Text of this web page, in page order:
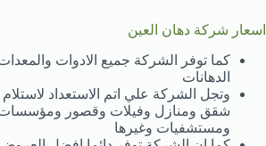
اسعار شركة دهان العين
كما توفر الشركة جميع الادوات والمعدات
الدهانات
وتجل الشركة علي اتم الاستعداد
شقق ومنازل وفيلات وقصور
ومستشفيات وغيرها